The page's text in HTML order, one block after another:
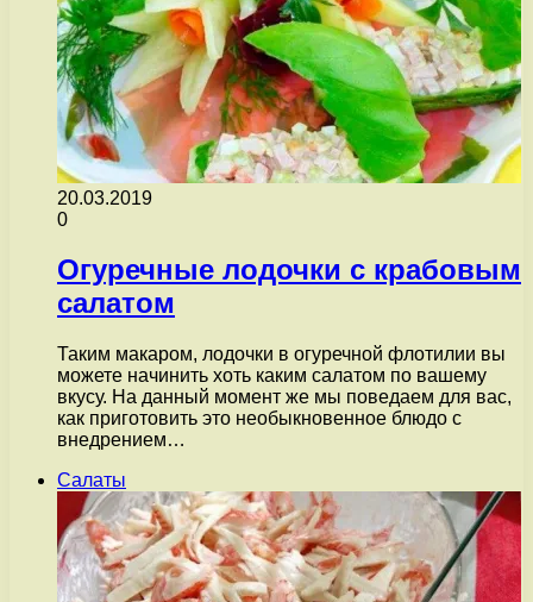
20.03.2019
0
Огуречные лодочки с крабовым
салатом
Таким макаром, лодочки в огуречной флотилии вы
можете начинить хоть каким салатом по вашему
вкусу. На данный момент же мы поведаем для вас,
как приготовить это необыкновенное блюдо с
внедрением…
Салаты